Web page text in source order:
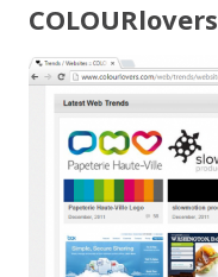
COLOURlovers